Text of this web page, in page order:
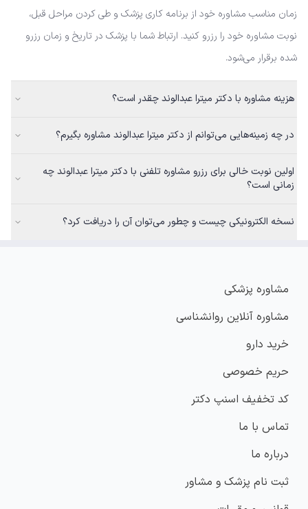
زمان مناسب مشاوره خود از برنامه کاری پزشک و طی کردن مراحل قبل،
نوبت مشاوره خود را رزرو کنید. ارتباط شما با پزشک در تاریخ و زمان رزرو
شده برقرار می‌شود.
هزینه مشاوره با دکتر میترا عبدالوند چقدر است؟
در چه زمینه‌هایی می‌توانم از دکتر میترا عبدالوند مشاوره بگیرم؟
اولین نوبت خالی برای رزرو مشاوره تلفنی با دکتر میترا عبدالوند چه
زمانی است؟
نسخه الکترونیکی چیست و چطور می‌توان آن را دریافت کرد؟
مشاوره پزشکی
مشاوره آنلاین روانشناسی
خرید دارو
حریم خصوصی
کد تخفیف اسنپ دکتر
تماس با ما
درباره ما
ثبت نام پزشک و مشاور